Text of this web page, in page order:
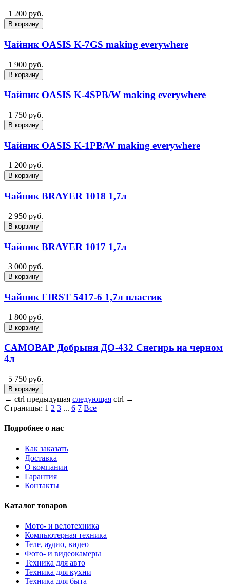
1 200 руб.
В корзину
Чайник OASIS K-7GS making everywhere
1 900 руб.
В корзину
Чайник OASIS K-4SPB/W making everywhere
1 750 руб.
В корзину
Чайник OASIS K-1PB/W making everywhere
1 200 руб.
В корзину
Чайник BRAYER 1018 1,7л
2 950 руб.
В корзину
Чайник BRAYER 1017 1,7л
3 000 руб.
В корзину
Чайник FIRST 5417-6 1,7л пластик
1 800 руб.
В корзину
САМОВАР Добрыня ДО-432 Снегирь на черном
4л
5 750 руб.
В корзину
← ctrl предыдущая следующая ctrl →
Страницы: 1 2 3 ... 6 7 Все
Подробнее о нас
Как заказать
Доставка
О компании
Гарантия
Контакты
Каталог товаров
Мото- и велотехника
Компьютерная техника
Теле, аудио, видео
Фото- и видеокамеры
Техника для авто
Техника для кухни
Техника для быта